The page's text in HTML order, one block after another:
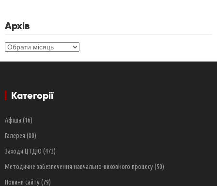
Архів
Архів
Категорії
Афіша (16)
Галерея (80)
Заходи ЦТДЮ (473)
Методичне забезпечення навчально-виховного процесу(50)
Новини сайту(79)